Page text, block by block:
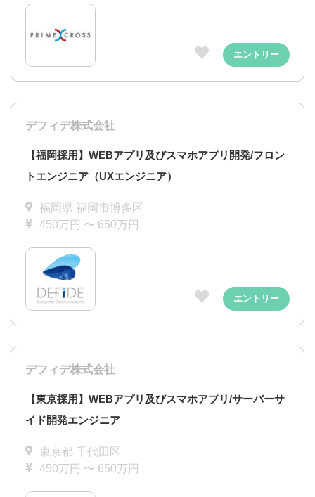
エントリー
デフィデ株式会社
【福岡採用】WEBアプリ及びスマホアプリ開発/フロン
トエンジニア（UXエンジニア）
福岡県 福岡市博多区
450万円 〜 650万円
エントリー
デフィデ株式会社
【東京採用】WEBアプリ及びスマホアプリ/サーバーサ
イド開発エンジニア
東京都 千代田区
450万円 〜 650万円